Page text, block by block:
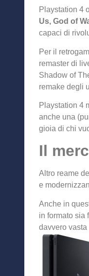
Playstation 4
Us, God of
capaci di
Per il
remaster di
Shadow of
remake degli
Playstation 4
anche una
gioia di chi
Il
Altro reame
e
Anche in
in formato sia
davvero